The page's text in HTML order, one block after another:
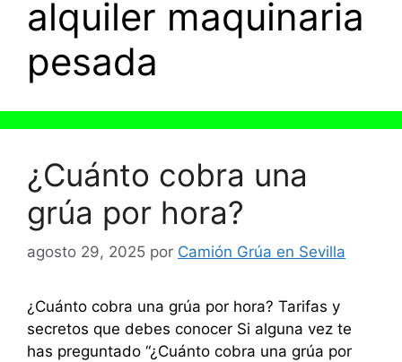
alquiler maquinaria
pesada
¿Cuánto cobra una
grúa por hora?
agosto 29, 2025 por Camión Grúa en Sevilla
¿Cuánto cobra una grúa por hora? Tarifas y
secretos que debes conocer Si alguna vez te
has preguntado “¿Cuánto cobra una grúa por